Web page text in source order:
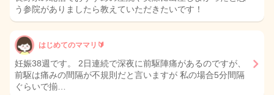
う参院がありましたら教えていただきたいです！
はじめてのママリ🔰
妊娠38週です。 2日連続で深夜に前駆陣痛があるのですが、
前駆は痛みの間隔が不規則だと言いますが 私の場合5分間隔
ぐらいで揃…